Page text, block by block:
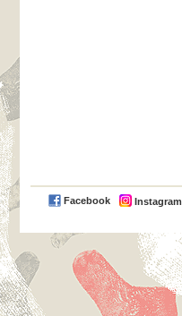
Facebook Instagram